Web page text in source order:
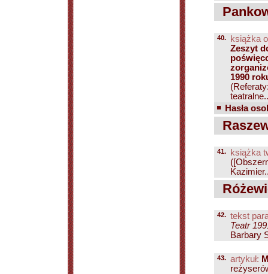
40.
książka
Zeszyt
1990
Hasła
41.
książka
42. tekst
Teatr
Barbary
43. artykuł: